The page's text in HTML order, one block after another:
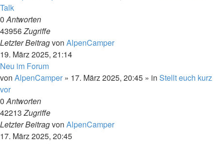
Talk
0Antworten
43956Zugriffe
Letzter Beitragvon AlpenCamper
19. März 2025, 21:14
Neu im Forum
von AlpenCamper » 17. März 2025, 20:45 » in Stellt euch kurz
vor
0Antworten
42213Zugriffe
Letzter Beitragvon AlpenCamper
17. März 2025, 20:45